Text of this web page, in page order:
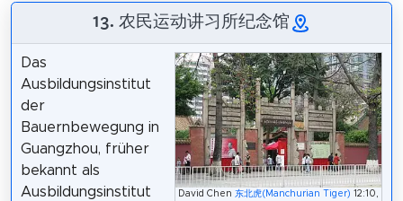
13. 农民运动讲习所纪念馆
David Chen东北虎(Manchurian Tiger) 12:10,
Das
Ausbildungsinstitut
der
Bauernbewegung in
Guangzhou, früher
bekannt als
Ausbildungsinstitut